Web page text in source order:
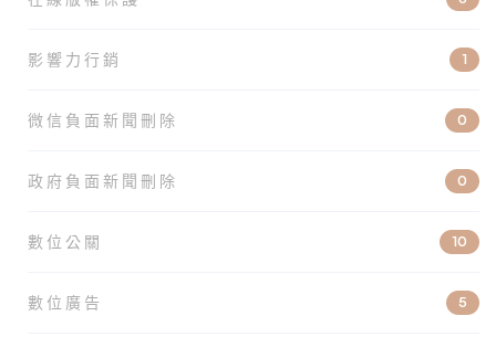
影響力行銷 1
微信負面新聞刪除 0
政府負面新聞刪除 0
數位公關 10
數位廣告 5